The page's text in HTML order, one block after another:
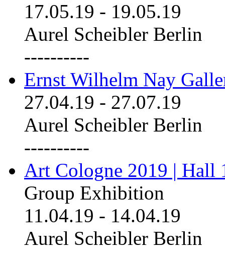
17.05.19 - 19.05.19
Aurel Scheibler Berlin
----------
Ernst Wilhelm Nay
27.04.19 - 27.07.19
Aurel Scheibler Berlin
----------
Art Cologne 2019 | Hall
Group Exhibition
11.04.19 - 14.04.19
Aurel Scheibler Berlin